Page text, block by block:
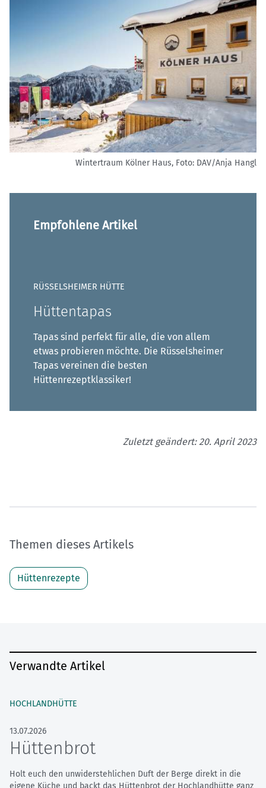
Wintertraum Kölner Haus, Foto: DAV/Anja Hangl
Empfohlene Artikel
RÜSSELSHEIMER HÜTTE
Hüttentapas
Tapas sind perfekt für alle, die von allem
etwas probieren möchte. Die Rüsselsheimer
Tapas vereinen die besten
Hüttenrezeptklassiker!
Zuletzt geändert: 20. April 2023
Themen dieses Artikels
Hüttenrezepte
Verwandte Artikel
HOCHLANDHÜTTE
13.07.2026
Hüttenbrot
Holt euch den unwiderstehlichen Duft der Berge direkt in die